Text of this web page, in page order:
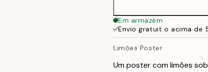
Em armazém
Envio gratuit o acima de
Limões Poster
Um poster com limões